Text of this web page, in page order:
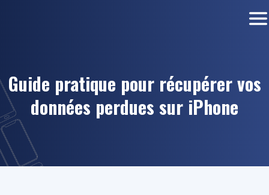
Guide pratique pour récupérer vos
données perdues sur iPhone